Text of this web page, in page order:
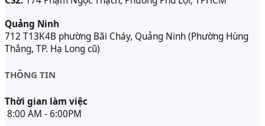
Quảng Ninh
712 T13K4B phường Bãi Cháy, Quảng Ninh (Phường Hùng
Thắng, TP. Hạ Long cũ)
THÔNG TIN
Thời gian làm việc
8:00 AM - 6:00PM